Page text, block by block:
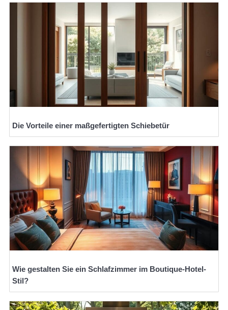
Die Vorteile einer maßgefertigten Schiebetür
Wie gestalten Sie ein Schlafzimmer im Boutique-Hotel-
Stil?